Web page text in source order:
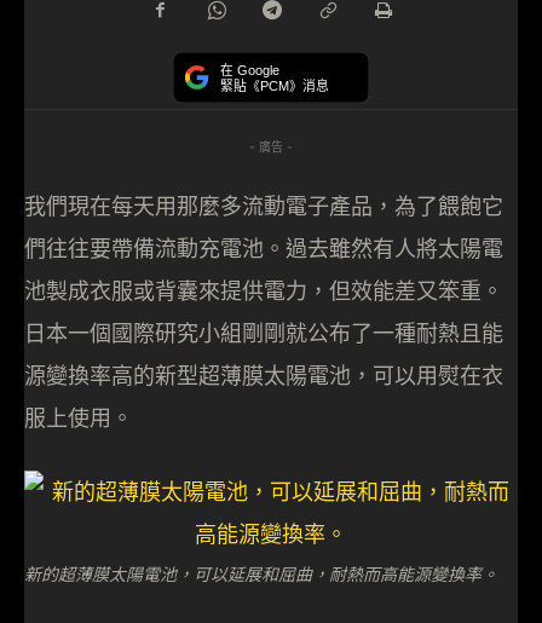
在 Google
緊貼《PCM》消息
- 廣告 -
我們現在每天用那麼多流動電子產品，為了餵飽它
們往往要帶備流動充電池。過去雖然有人將太陽電
池製成衣服或背囊來提供電力，但效能差又笨重。
日本一個國際研究小組剛剛就公布了一種耐熱且能
源變換率高的新型超薄膜太陽電池，可以用熨在衣
服上使用。
新的超薄膜太陽電池，可以延展和屈曲，耐熱而高能源變換率。